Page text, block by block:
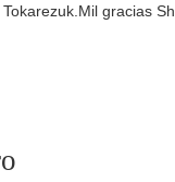
gracias